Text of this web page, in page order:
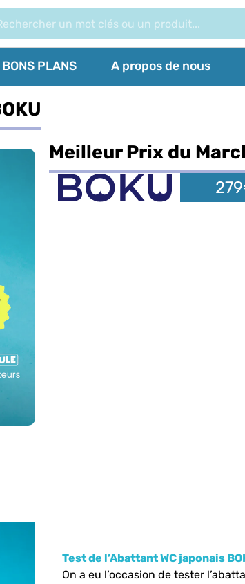
BONS PLANS A propos de nous
Meilleur Prix du
Test de l’Abattant WC japonais
On a eu l’occasion de tester